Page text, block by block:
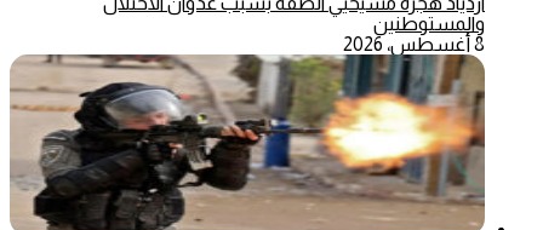
والمستوطنين
8 أغسطس، 2026